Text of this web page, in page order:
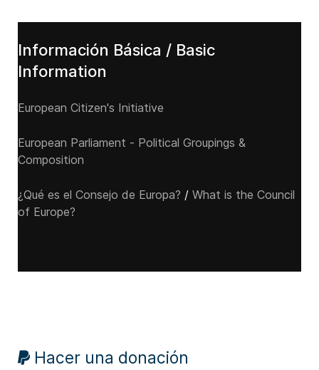
Información Básica / Basic
Information
European Citizen's Initiative
European Parliament - Political Groupings &
Composition
¿Qué es el Consejo de Europa? / What is the Council
of Europe?
Hacer una donación